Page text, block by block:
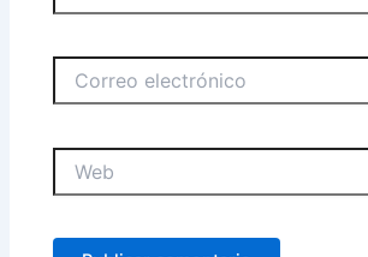
electrónico